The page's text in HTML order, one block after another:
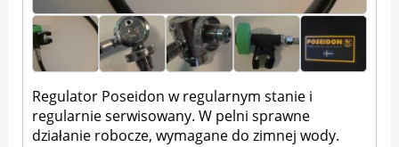
Regulator Poseidon w regularnym stanie i
regularnie serwisowany. W pelni sprawne
działanie robocze, wymagane do zimnej wody.